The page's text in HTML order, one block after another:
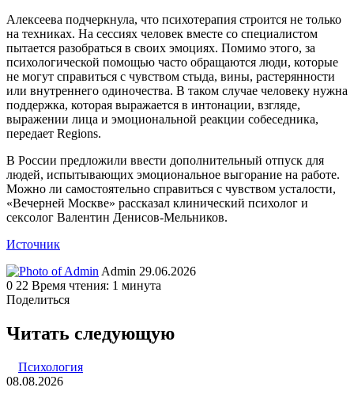
Алексеева подчеркнула, что психотерапия строится не только
на техниках. На сессиях человек вместе со специалистом
пытается разобраться в своих эмоциях. Помимо этого, за
психологической помощью часто обращаются люди, которые
не могут справиться с чувством стыда, вины, растерянности
или внутреннего одиночества. В таком случае человеку нужна
поддержка, которая выражается в интонации, взгляде,
выражении лица и эмоциональной реакции собеседника,
передает Regions.
В России предложили ввести дополнительный отпуск для
людей, испытывающих эмоциональное выгорание на работе.
Можно ли самостоятельно справиться с чувством усталости,
«Вечерней Москве» рассказал клинический психолог и
сексолог Валентин Денисов-Мельников.
Источник
Admin Send
an
29.06.2026
0 22 Время чтения: 1 минута
Поделиться
через
электронную
Читать следующую
Психология
08.08.2026